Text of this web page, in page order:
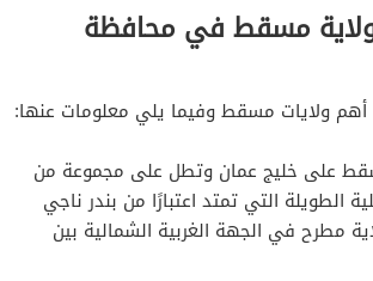
مسقط في محافظة
ولايات مسقط وفيما يلي معلومات عنها:
على خليج عمان وتطل على مجموعة من
الطويلة التي تمتد اعتبارًا من بندر ناجي
مطرح في الجهة الغربية الشمالية بين